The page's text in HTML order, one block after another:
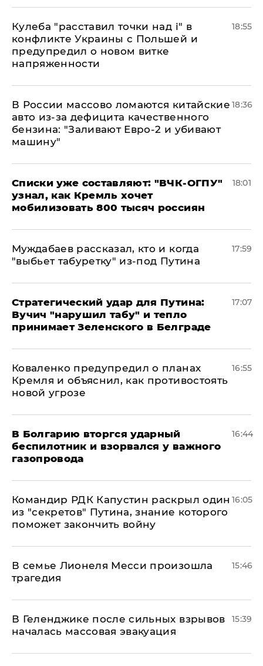
Кулеба "расставил точки над і" в
конфликте Украины с Польшей и
предупредил о новом витке
напряженности
18:55
В России массово ломаются китайские
авто из-за дефицита качественного
бензина: "Заливают Евро-2 и убивают
машину"
18:36
Списки уже составляют: "ВЧК-ОГПУ"
узнал, как Кремль хочет
мобилизовать 800 тысяч россиян
18:01
Муждабаев рассказал, кто и когда
"выбьет табуретку" из-под Путина
17:59
Стратегический удар для Путина:
Вучич "нарушил табу" и тепло
принимает Зеленского в Белграде
17:07
Коваленко предупредил о планах
Кремля и объяснил, как противостоять
новой угрозе
16:55
В Болгарию вторгся ударный
беспилотник и взорвался у важного
газопровода
16:44
Командир РДК Капустин раскрыл один
из "секретов" Путина, знание которого
поможет закончить войну
16:05
В семье Лионеля Месси произошла
трагедия
15:46
В Геленджике после сильных взрывов
началась массовая эвакуация
15:39